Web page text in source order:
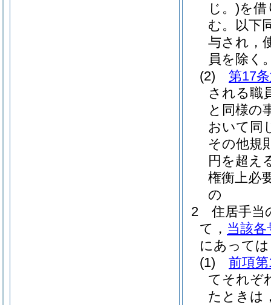
じ。)を借
む。以下
与され，
員を除く
(2)
第17
される職
と同様の
おいて同
その他規
円を超え
権衡上必
の
2
住居手当
て， 当該各
にあって
(1)
前項
てそれぞ
たときは